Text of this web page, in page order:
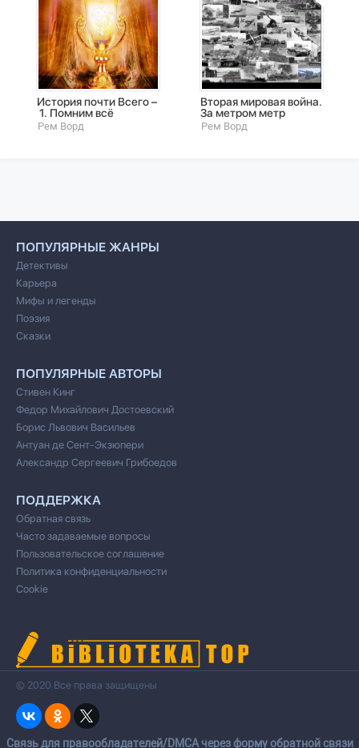
История почти Всего –
1. Помним всё
Рем Ворд
Вторая мировая война.
За метром метр
Рем Ворд
ПОПУЛЯРНЫЕ ЖАНРЫ
Детективы
Карьера
Мифы и легенды
Поэзия
Сказки
ПОПУЛЯРНЫЕ АВТОРЫ
Стивен Кинг
Федор Михайлович Достоевский
Борис Львович Васильев
Антуан де Сент-Экзюпери
Александр Сергеевич Грибоедов
ПОДДЕРЖКА
Обратная связь
Часто задаваемые вопросы
Пользовательское соглашение
Политика конфиденциальности
Cookie
© 2020 Все права защищены
Cвязь для правообладателей/DMCA через форму обратной связи